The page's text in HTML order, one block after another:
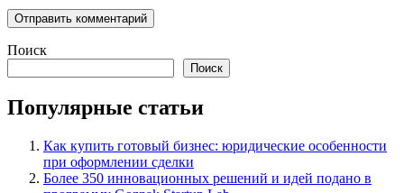
Поиск
Поиск
Популярные статьи
Как купить готовый бизнес: юридические особенности
при оформлении сделки
Более 350 инновационных решений и идей подано в